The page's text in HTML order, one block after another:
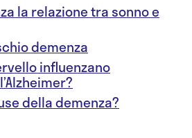
la relazione tra sonno e
demenza
influenzano
della demenza?